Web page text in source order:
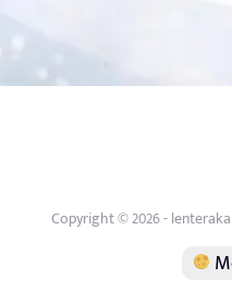
Copyright © 2026 -